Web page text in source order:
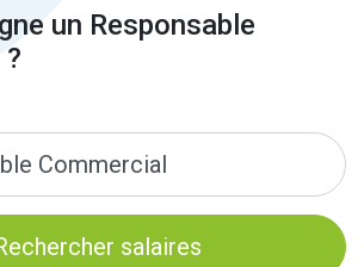
un Responsable
salaires